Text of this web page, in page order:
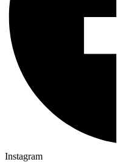
Instagram